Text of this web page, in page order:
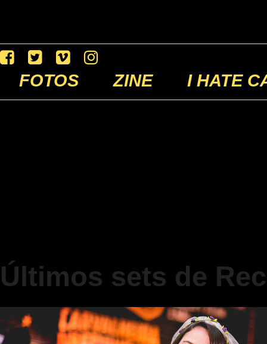
FOTOS ZINE I HATE
Últimos sets de